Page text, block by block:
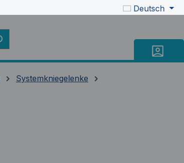
Deutsch
Systemkniegelenke